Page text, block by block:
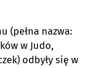
(pełna nazwa:
w Judo,
odbyły się w